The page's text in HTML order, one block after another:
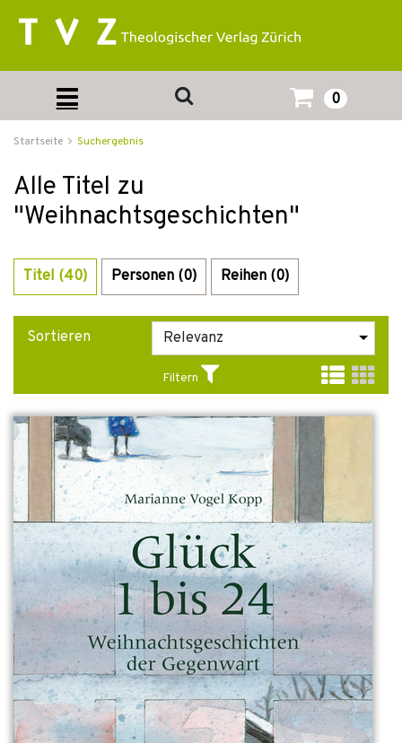
0
Startseite Suchergebnis
Alle Titel zu
"Weihnachtsgeschichten"
Titel (40) Personen (0) Reihen (0)
Sortieren
Filtern